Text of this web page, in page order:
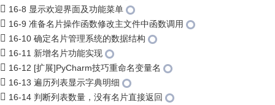
16-8 显示欢迎界面及功能菜单
16-9 准备名片操作函数修改主文件中函数调用
16-10 确定名片管理系统的数据结构
16-11 新增名片功能实现
16-12 [扩展]PyCharm技巧重命名变量名
16-13 遍历列表显示字典明细
16-14 判断列表数量，没有名片直接返回